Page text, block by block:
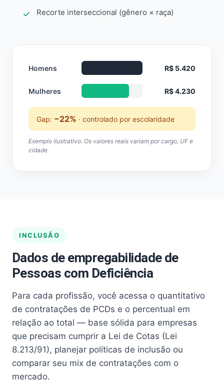
Recorte interseccional (gênero × raça)
Homens R$ 5.420
Mulheres R$ 4.230
Gap: −22% · controlado por escolaridade
Exemplo ilustrativo. Os valores reais variam por cargo, UF e
cidade.
INCLUSÃO
Dados de empregabilidade de
Pessoas com Deficiência
Para cada profissão, você acessa o quantitativo
de contratações de PCDs e o percentual em
relação ao total — base sólida para empresas
que precisam cumprir a Lei de Cotas (Lei
8.213/91), planejar políticas de inclusão ou
comparar seu mix de contratações com o
mercado.